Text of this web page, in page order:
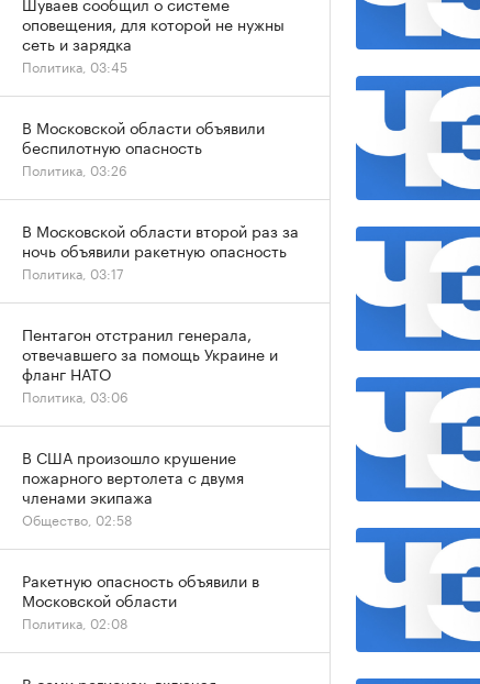
оповещения, для которой не нужны
сеть и зарядка
Политика, 03:45
В Московской области объявили
беспилотную опасность
Политика, 03:26
В Московской области второй раз за
ночь объявили ракетную опасность
Политика, 03:17
Пентагон отстранил генерала,
отвечавшего за помощь Украине и
фланг НАТО
Политика, 03:06
В США произошло крушение
пожарного вертолета с двумя
членами экипажа
Общество, 02:58
Ракетную опасность объявили в
Московской области
Политика, 02:08